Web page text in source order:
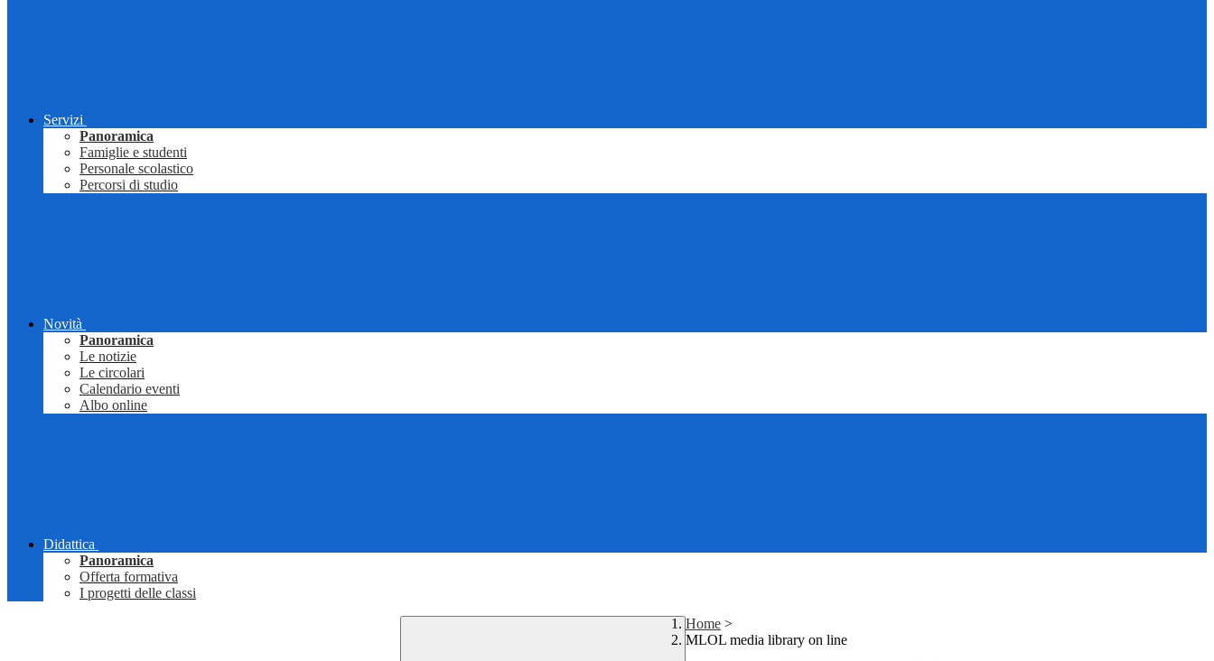
Servizi
Panoramica
Famiglie e studenti
Personale scolastico
Percorsi di studio
Novità
Panoramica
Le notizie
Le circolari
Calendario eventi
Albo online
Didattica
Panoramica
Offerta formativa
I progetti delle classi
Home >
MLOL media library on line